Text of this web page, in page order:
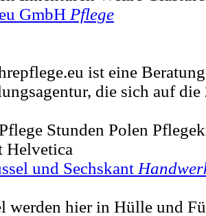
GmbH Pflege
ist eine
die sich auf
Stunden Polen
Helvetica
und Sechskant
werden hier in Hülle und